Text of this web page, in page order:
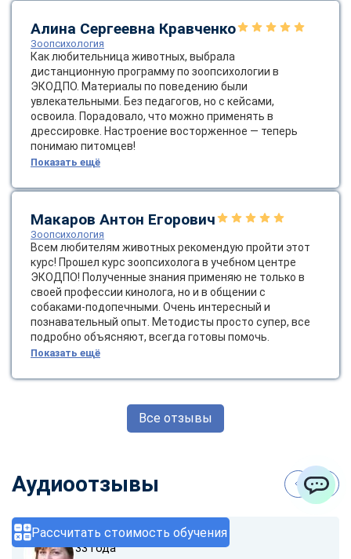
Рассчитать стоимость обучения
Алина Сергеевна Кравченко
Зоопсихология
Как любительница животных, выбрала
дистанционную программу по зоопсихологии в
ЭКОДПО. Материалы по поведению были
увлекательными. Без педагогов, но с кейсами,
освоила. Порадовало, что можно применять в
дрессировке. Настроение восторженное — теперь
понимаю питомцев!
Показать ещё
Макаров Антон Егорович
Зоопсихология
Всем любителям животных рекомендую пройти этот
курс! Прошел курс зоопсихолога в учебном центре
ЭКОДПО! Полученные знания применяю не только в
своей профессии кинолога, но и в общении с
собаками-подопечными. Очень интересный и
познавательный опыт. Методисты просто супер, все
подробно объясняют, всегда готовы помочь.
Показать ещё
Все отзывы
Аудиоотзывы
София Карпова
33 года
Vkontakte
Max